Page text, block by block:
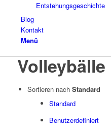
Entstehungsgeschichte
Blog
Kontakt
Menü
Volleybälle
Sortieren nach Standard
Standard
Benutzerdefiniert